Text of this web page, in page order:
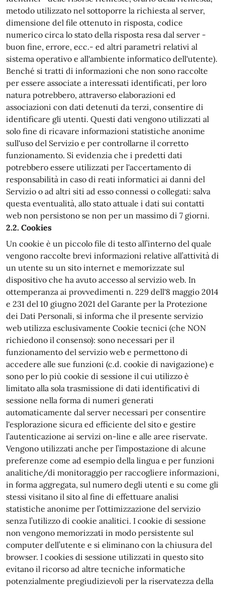
metodo utilizzato nel sottoporre la richiesta al server,
dimensione del file ottenuto in risposta, codice
numerico circa lo stato della risposta resa dal server -
buon fine, errore, ecc.- ed altri parametri relativi al
sistema operativo e all'ambiente informatico dell'utente).
Benché si tratti di informazioni che non sono raccolte
per essere associate a interessati identificati, per loro
natura potrebbero, attraverso elaborazioni ed
associazioni con dati detenuti da terzi, consentire di
identificare gli utenti. Questi dati vengono utilizzati al
solo fine di ricavare informazioni statistiche anonime
sull'uso del Servizio e per controllarne il corretto
funzionamento. Si evidenzia che i predetti dati
potrebbero essere utilizzati per l'accertamento di
responsabilità in caso di reati informatici ai danni del
Servizio o ad altri siti ad esso connessi o collegati: salva
questa eventualità, allo stato attuale i dati sui contatti
web non persistono se non per un massimo di 7 giorni.
2.2. Cookies
Un cookie è un piccolo file di testo all’interno del quale
vengono raccolte brevi informazioni relative all’attività di
un utente su un sito internet e memorizzate sul
dispositivo che ha avuto accesso al servizio web. In
ottemperanza ai provvedimenti n. 229 dell'8 maggio 2014
e 231 del 10 giugno 2021 del Garante per la Protezione
dei Dati Personali, si informa che il presente servizio
web utilizza esclusivamente Cookie tecnici (che NON
richiedono il consenso): sono necessari per il
funzionamento del servizio web e permettono di
accedere alle sue funzioni (c.d. cookie di navigazione) e
sono per lo più cookie di sessione il cui utilizzo è
limitato alla sola trasmissione di dati identificativi di
sessione nella forma di numeri generati
automaticamente dal server necessari per consentire
l'esplorazione sicura ed efficiente del sito e gestire
l’autenticazione ai servizi on-line e alle aree riservate.
Vengono utilizzati anche per l’impostazione di alcune
preferenze come ad esempio della lingua e per funzioni
analitiche/di monitoraggio per raccogliere informazioni,
in forma aggregata, sul numero degli utenti e su come gli
stessi visitano il sito al fine di effettuare analisi
statistiche anonime per l’ottimizzazione del servizio
senza l’utilizzo di cookie analitici. I cookie di sessione
non vengono memorizzati in modo persistente sul
computer dell’utente e si eliminano con la chiusura del
browser. I cookies di sessione utilizzati in questo sito
evitano il ricorso ad altre tecniche informatiche
potenzialmente pregiudizievoli per la riservatezza della